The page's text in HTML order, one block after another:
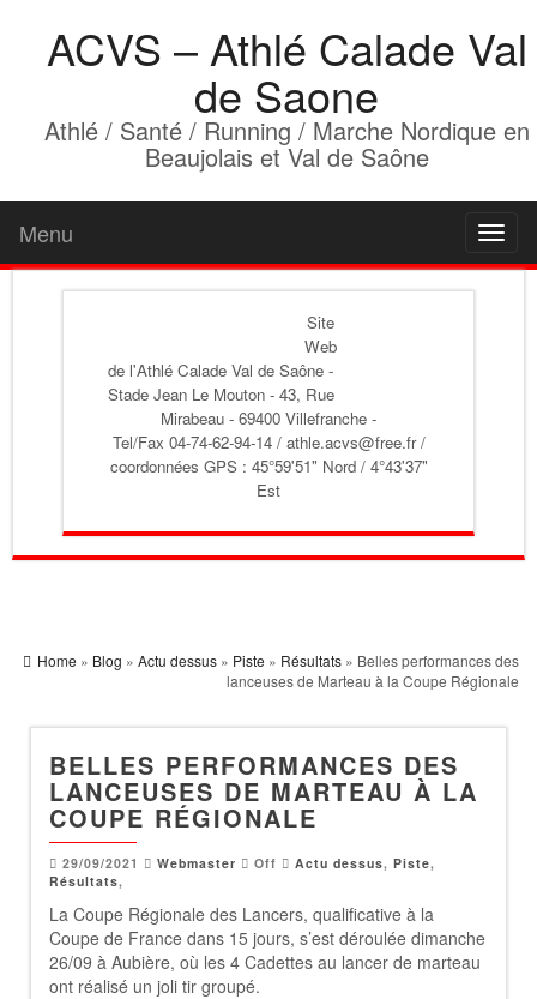
ACVS – Athlé Calade Val
de Saone
Athlé / Santé / Running / Marche Nordique en
Beaujolais et Val de Saône
Menu
Site
Web
de l'Athlé Calade Val de Saône -
Stade Jean Le Mouton - 43, Rue
Mirabeau - 69400 Villefranche -
Tel/Fax 04-74-62-94-14 / athle.acvs@free.fr /
coordonnées GPS : 45°59'51" Nord / 4°43'37"
Est
Home » Blog » Actu dessus » Piste » Résultats » Belles performances des
lanceuses de Marteau à la Coupe Régionale
BELLES PERFORMANCES DES
LANCEUSES DE MARTEAU À LA
COUPE RÉGIONALE
29/09/2021 Webmaster Off Actu dessus, Piste,
Résultats,
La Coupe Régionale des Lancers, qualificative à la
Coupe de France dans 15 jours, s’est déroulée dimanche
26/09 à Aubière, où les 4 Cadettes au lancer de marteau
ont réalisé un joli tir groupé.